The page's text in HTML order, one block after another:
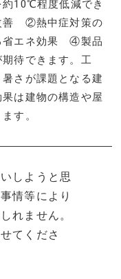
10℃程度低減でき
善 ②熱中症対策の
省エネ効果 ④製品
待できます。工
さが課題となる建
は建物の構造や屋
す。
しようと思
情等により
れません。
てくださ